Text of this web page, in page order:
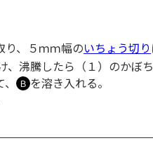
り、５ｍｍ幅のいちょう切り
、沸騰したら（１）のかぼ
Ｂ を溶き入れる。